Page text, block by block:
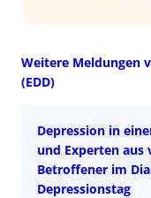
Weitere Meldungen
(EDD)
Depression in
und Experten aus
Betroffener im
Depressionstag